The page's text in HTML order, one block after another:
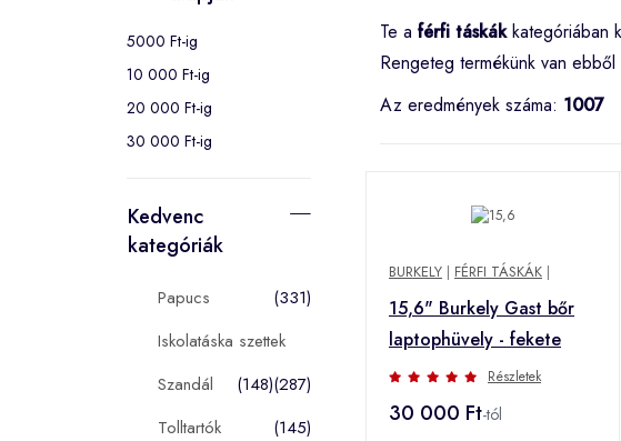
5000 Ft-ig
10 000 Ft-ig
20 000 Ft-ig
30 000 Ft-ig
Kedvenc
kategóriák
Papucs
(331)
Iskolatáska szettek
(287)
Szandál
(148)
Tolltartók
(145)
Te a férfi táskákkategóriában
Rengeteg termékünk van
Az eredmények száma: 1007
BURKELY | FÉRFI TÁSKÁK |
15,6" Burkely Gast bőr
laptophüvely - fekete
Részletek
30 000 Ft-tól